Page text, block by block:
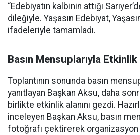
“Edebiyatın kalbinin attığı
dileğiyle. Yaşasın Edebiyat,
ifadeleriyle tamamladı.
Basın Mensuplarıyla Etkinlik
Toplantının sonunda basın
yanıtlayan Başkan Aksu, daha
birlikte etkinlik alanını gezdi.
inceleyen Başkan Aksu, basın
fotoğrafı çektirerek organizasyon